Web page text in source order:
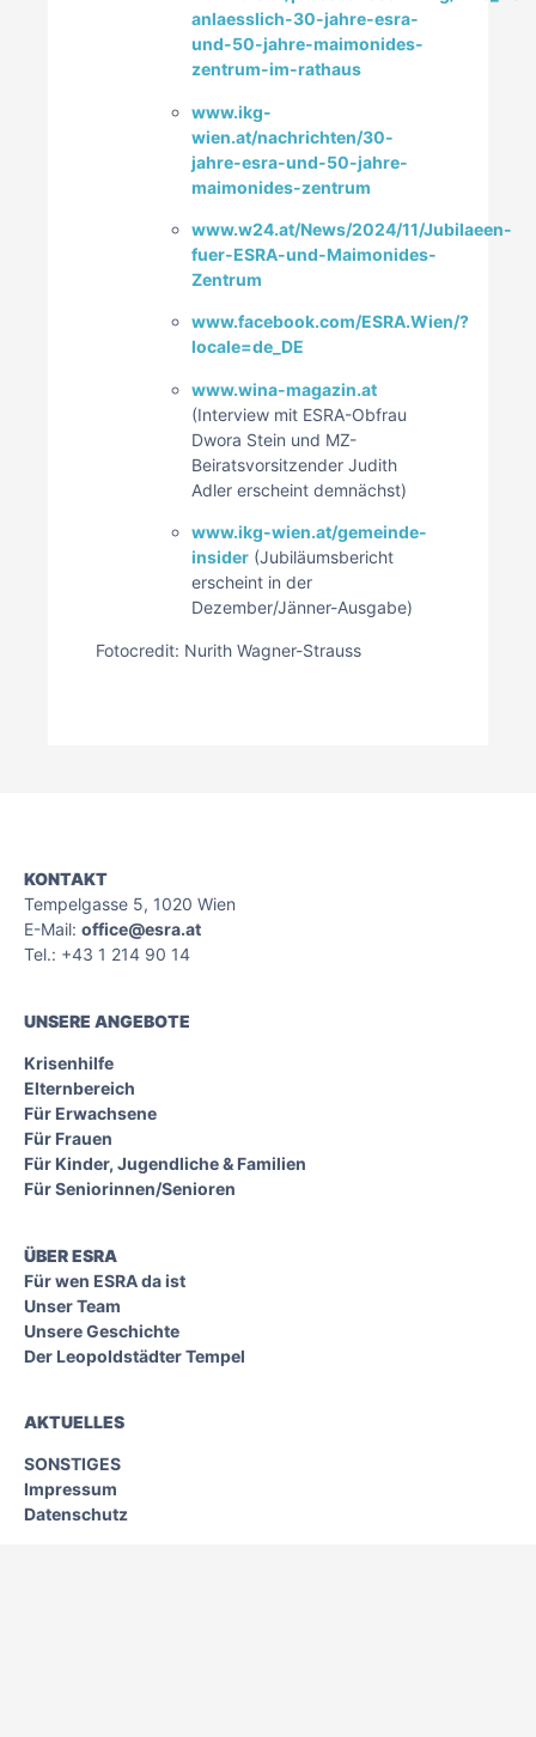
anlaesslich-30-jahre-esra-
und-50-jahre-maimonides-
zentrum-im-rathaus
www.ikg-
wien.at/nachrichten/30-
jahre-esra-und-50-jahre-
maimonides-zentrum
www.w24.at/News/2024/11/Jubilaeen-
fuer-ESRA-und-Maimonides-
Zentrum
www.facebook.com/ESRA.Wien/?
locale=de_DE
www.wina-magazin.at
(Interview mit ESRA-Obfrau
Dwora Stein und MZ-
Beiratsvorsitzender Judith
Adler erscheint demnächst)
www.ikg-wien.at/gemeinde-
insider (Jubiläumsbericht
erscheint in der
Dezember/Jänner-Ausgabe)
Fotocredit: Nurith Wagner-Strauss
KONTAKT
Tempelgasse 5, 1020 Wien
E-Mail: office@esra.at
Tel.: +43 1 214 90 14
UNSERE ANGEBOTE
Krisenhilfe
Elternbereich
Für Erwachsene
Für Frauen
Für Kinder, Jugendliche & Familien
Für Seniorinnen/Senioren
ÜBER ESRA
Für wen ESRA da ist
Unser Team
Unsere Geschichte
Der Leopoldstädter Tempel
AKTUELLES
SONSTIGES
Impressum
Datenschutz